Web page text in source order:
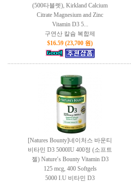
(500타블렛), Kirkland Calcium
Citrate Magnesium and Zinc
Vitamin D3 5...
구연산 칼슘 복합제
$16.59 (23,700 원)
[Natures Bounty]네이처스 바운티
비타민 D3 5000IU 400정 (소프트
젤) Nature′s Bounty Vitamin D3
125 mcg, 400 Softgels
5000 I.U 비타민 D3